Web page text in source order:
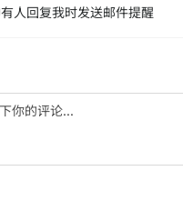
有人回复我时发送邮件提醒